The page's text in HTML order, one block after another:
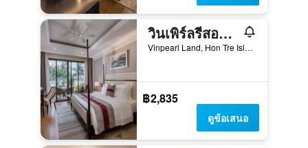
วินเพิร์ลรีสอร์ทนาทราง
Vinpearl Land, Hon Tre Island, นาตรัง, เวียดนาม
฿2,835
ดูข้อเสนอ